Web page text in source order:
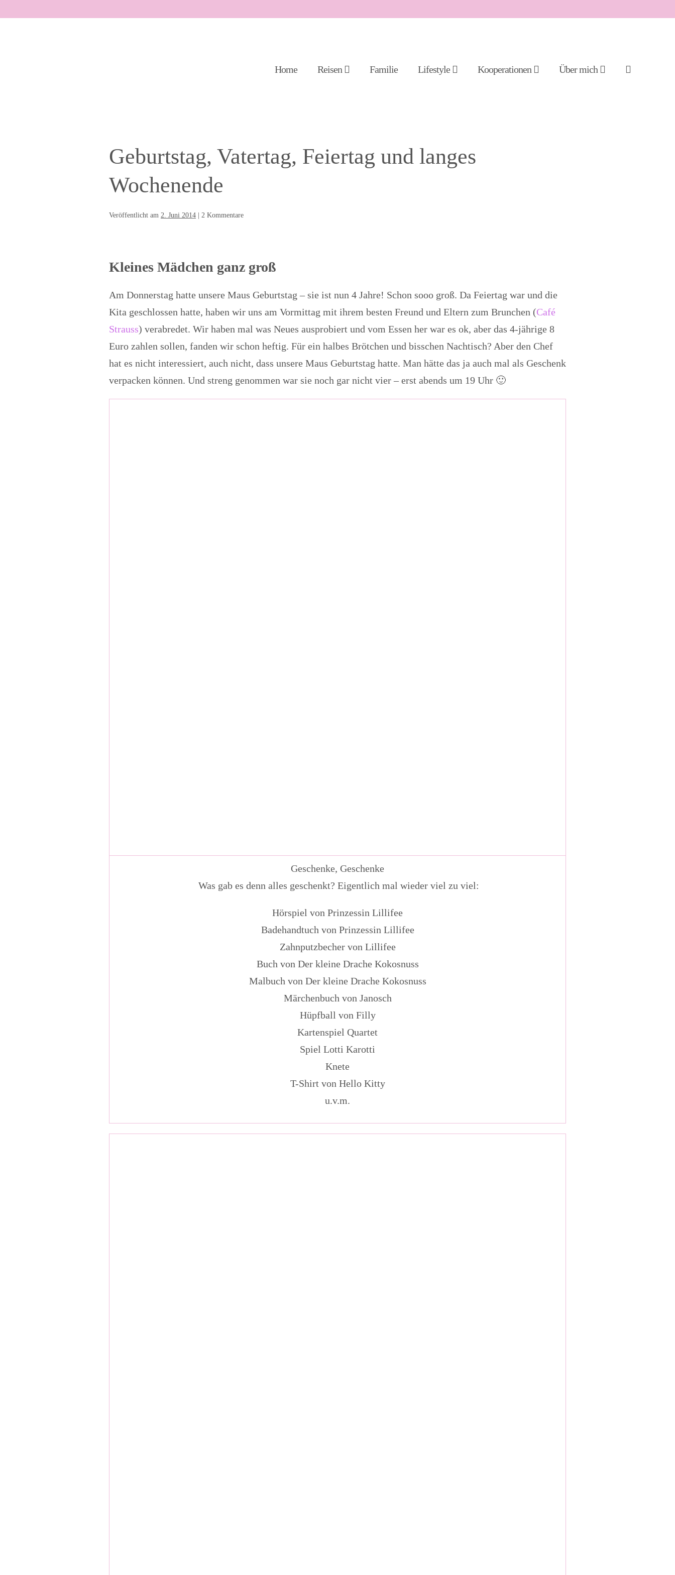
Home Reisen Familie Lifestyle Kooperationen Über mich
Suche-
Geburtstag, Vatertag, Feiertag und langes
Wochenende
Veröffentlicht am 2. Juni 2014 2 Kommentare
Kleines Mädchen ganz groß
Am Donnerstag hatte unsere Maus Geburtstag – sie ist nun 4 Jahre! Schon sooo groß. Da Feiertag war und die
Kita geschlossen hatte, haben wir uns am Vormittag mit ihrem besten Freund und Eltern zum Brunchen (Café
Strauss) verabredet. Wir haben mal was Neues ausprobiert und vom Essen her war es ok, aber das 4-jährige 8
Euro zahlen sollen, fanden wir schon heftig. Für ein halbes Brötchen und bisschen Nachtisch? Aber den Chef
hat es nicht interessiert, auch nicht, dass unsere Maus Geburtstag hatte. Man hätte das ja auch mal als Geschenk
verpacken können. Und streng genommen war sie noch gar nicht vier – erst abends um 19 Uhr 🙂
Geschenke, Geschenke
Was gab es denn alles geschenkt? Eigentlich mal wieder viel zu viel:
Hörspiel von Prinzessin Lillifee
Badehandtuch von Prinzessin Lillifee
Zahnputzbecher von Lillifee
Buch von Der kleine Drache Kokosnuss
Malbuch von Der kleine Drache Kokosnuss
Märchenbuch von Janosch
Hüpfball von Filly
Kartenspiel Quartet
Spiel Lotti Karotti
Knete
T-Shirt von Hello Kitty
u.v.m.